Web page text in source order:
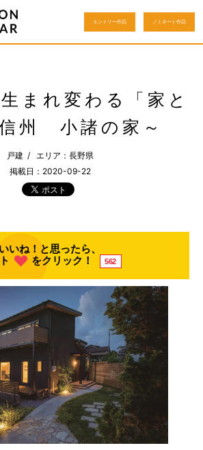
エントリー作品 ノミネート作品
まれ変わる「家と
州 小諸の家～
戸建 / エリア：長野県
掲載日：2020-09-22
いいね！と思ったら、
をクリック！ 562